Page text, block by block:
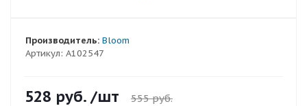
Артикул: A102547
Производитель: Bloom
528 руб. /шт 555руб.